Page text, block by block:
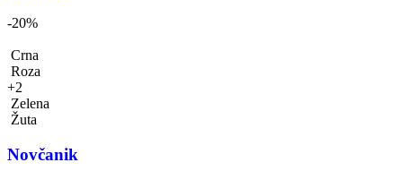
-20%
Crna
Roza
+2
Zelena
Žuta
Novčanik